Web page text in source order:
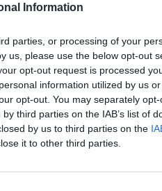
Information
parties, or processing of your
us, please use the below opt-out
opt-out request is processed
information utilized by us
opt-out. You may separately
third parties on the IAB’s list of
by us to third parties on the
it to other third parties.
film közül